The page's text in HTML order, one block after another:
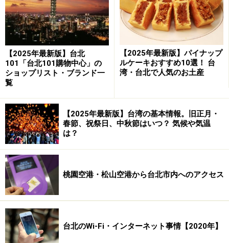
んぐんぐんぐん、綺麗にな～あれっ！
※記事内容は執筆時点のものです。最新の内容をご確認くださ
い。
※海外を訪れる際には最新情報の入手に努め、「外務省 海外安全
ホームページ」を確認するなど、安全確保に十分注意を払ってく
ださい。
【2025年最新版】台北
101「台北101購物中心」の
ショップリスト・ブランド一
覧
【2025年最新版】パイナップ
ルケーキおすすめ10選！ 台
湾・台北で人気のお土産
【2025年最新版】台湾の基本情報。旧正月・
春節、祝祭日、中秋節はいつ？ 気候や気温
は？
桃園空港・松山空港から台北市内へのアクセス
台北のWi-Fi・インターネット事情【2020年】